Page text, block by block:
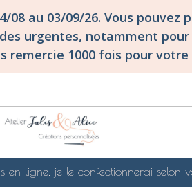
au 03/09/26. Vous
urgentes, notamment
remercie 1000 fois pour votre
en ligne, je le confectionnerai selon